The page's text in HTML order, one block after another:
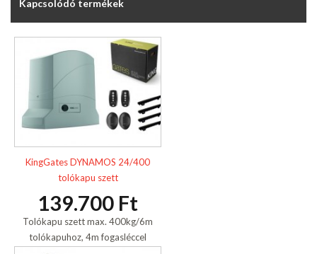
Kapcsolódó termékek
KingGates DYNAMOS 24/400
tolókapu szett
139.700 Ft
Tolókapu szett max. 400kg/6m
tolókapuhoz, 4m fogasléccel